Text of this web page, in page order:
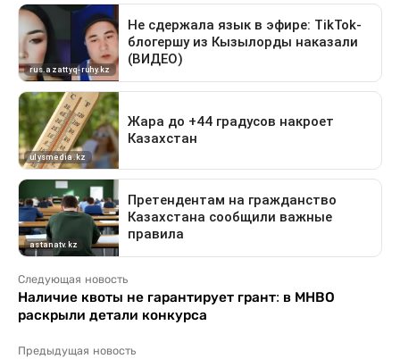
Следующая новость
Наличие квоты не гарантирует грант: в МНВО
раскрыли детали конкурса
Предыдущая новость